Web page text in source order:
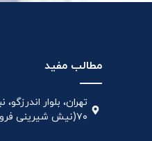
مطالب مفید
تهران، بلوار
۷۰(نیش شیرینی فروشی نیشکر)، واحد ۳۳ ، طبقه ۵